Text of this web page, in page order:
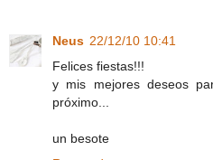
Neus 22/12/10 10:41
Felices fiestas!!!
y mis mejores deseos
próximo...
un besote